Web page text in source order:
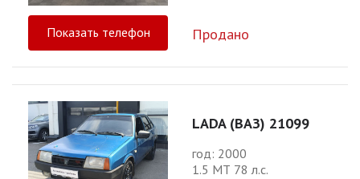
Показать телефон Продано
LADA (ВАЗ) 21099
год: 2000
1.5 МТ 78 л.с.